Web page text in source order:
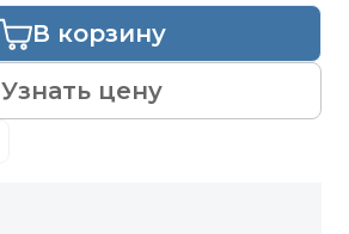
Узнать цену
В корзину